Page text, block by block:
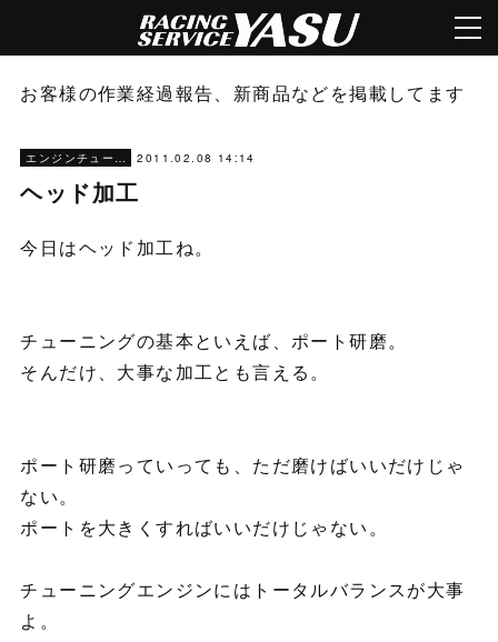
お客様の作業経過報告、新商品などを掲載してます
エンジンチューニング 2011.02.08 14:14
ヘッド加工
今日はヘッド加工ね。
チューニングの基本といえば、ポート研磨。
そんだけ、大事な加工とも言える。
ポート研磨っていっても、ただ磨けばいいだけじゃ
ない。
ポートを大きくすればいいだけじゃない。
チューニングエンジンにはトータルバランスが大事
よ。